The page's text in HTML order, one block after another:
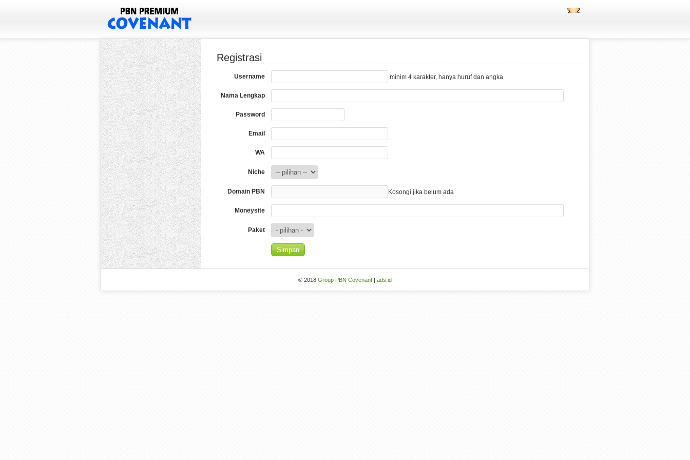
Registrasi
Username minim 4 karakter, hanya huruf dan angka
Nama Lengkap
Password
Email
WA
Niche
Domain PBN Kosongi jika belum ada
Moneysite
Paket
© 2018 Group PBN Covenant | ads.id